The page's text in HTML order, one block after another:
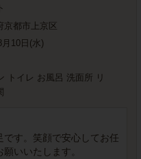
京都市上京区
月10日(水)
トイレ お風呂 洗面所 リ
す。笑顔で安心してお任
いいたします。